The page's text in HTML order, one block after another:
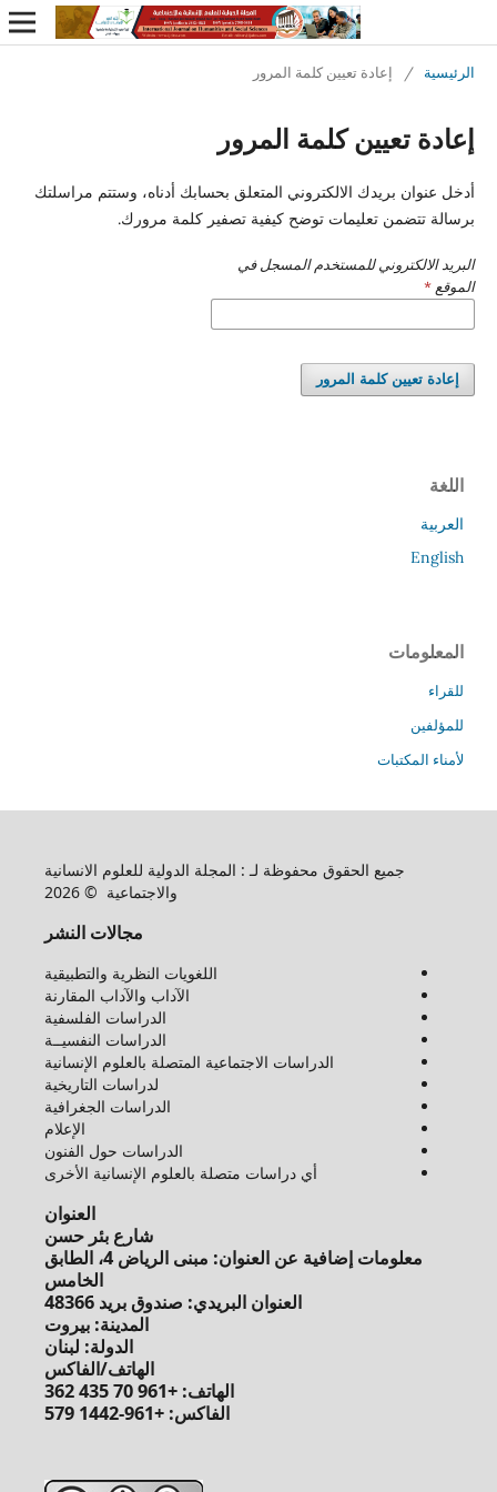
الرئيسية / إعادة تعيين كلمة المرور
إعادة تعيين كلمة المرور
أدخل عنوان بريدك الالكتروني المتعلق بحسابك أدناه، وستتم مراسلتك
برسالة تتضمن تعليمات توضح كيفية تصفير كلمة مرورك.
البريد الالكتروني للمستخدم المسجل في
الموقع *
إعادة تعيين كلمة المرور
اللغة
العربية
English
المعلومات
للقراء
للمؤلفين
لأمناء المكتبات
جميع الحقوق محفوظة لـ : المجلة الدولية للعلوم الانسانية
والاجتماعية © 2026
مجالات النشر
اللغويات النظرية والتطبيقية
الآداب والآداب المقارنة
الدراسات الفلسفية
الدراسات النفسيــة
الدراسات الاجتماعية المتصلة بالعلوم الإنسانية
لدراسات التاريخية
الدراسات الجغرافية
الإعلام
الدراسات حول الفنون
أي دراسات متصلة بالعلوم الإنسانية الأخرى
العنوان
شارع بئر حسن
معلومات إضافية عن العنوان: مبنى الرياض 4، الطابق
الخامس
العنوان البريدي: صندوق بريد 48366
المدينة: بيروت
الدولة: لبنان
الهاتف/الفاكس
الهاتف: +961 70 435 362
الفاكس: +961-1442 579